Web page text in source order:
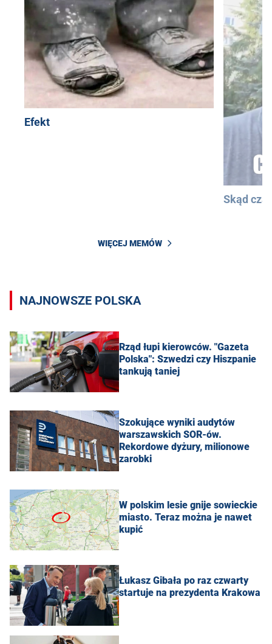
Efekt
Skąd
WIĘCEJ MEMÓW
NAJNOWSZE POLSKA
Rząd łupi kierowców. "Gazeta
Polska": Szwedzi czy Hiszpanie
tankują taniej
Szokujące wyniki audytów
warszawskich SOR-ów.
Rekordowe dyżury, milionowe
zarobki
W polskim lesie gnije sowieckie
miasto. Teraz można je nawet
kupić
Łukasz Gibała po raz czwarty
startuje na prezydenta Krakowa